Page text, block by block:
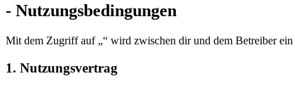
- Nutzungsbedingungen
Mit dem Zugriff auf „“ wird zwischen dir und dem Betreiber ein
1. Nutzungsvertrag